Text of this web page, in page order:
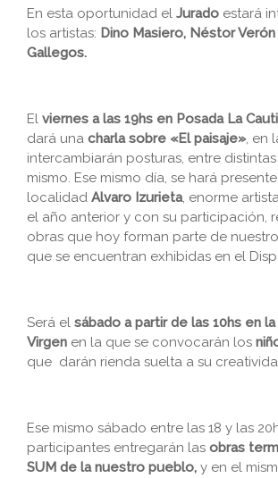
En esta oportunidad el Jurado estará
los artistas: Dino Masiero, Néstor
Gallegos.
El viernes a las 19hs en Posada La
dará una charla sobre «El paisaje», en
intercambiarán posturas, entre
mismo. Ese mismo día, se hará
localidad Alvaro Izurieta, enorme
el año anterior y con su participación,
obras que hoy forman parte de
que se encuentran exhibidas en el
Será el sábado a partir de las 10hs en
Virgen en la que se convocarán los
que darán rienda suelta a su
Ese mismo sábado entre las 18 y las
participantes entregarán las obras
SUM de la nuestro pueblo, y en el